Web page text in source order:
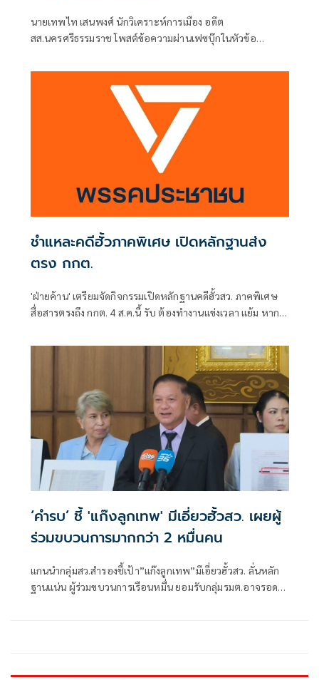
นายเทพไท เสนพงศ์ นักวิเคราะห์การเมือง อดีต
สส.นครศรีธรรมราช โพสต์ข้อความผ่านเฟซบุ๊กในหัวข้อ
ชำแหละคดีฮั้วภาคพิเศษ เปิดหลักฐานส่ง
ตรง กกต.
'ฝ่ายค้าน' เตรียมจัดกิจกรรมเปิดหลักฐานคดีฮั้วสว. ภาคพิเศษ
สื่อสารตรงถึง กกต. 4 ส.ค.นี้ รับ ต้องทำงานแข่งเวลา แย้ม หาก
การปฏิบัติหน้าที่หรือไม่
‘คำรบ’ ชี้ 'แก๊งลูกเทพ' มีเอี่ยวฮั้วสว. เผยผู้
ร่วมขบวนการมากกว่า 2 หมื่นคน
แกนนำกลุ่มสว.สำรองชี้เป้า”แก๊งลูกเทพ”มีเอี่ยวฮั้วสว. ลั่นหลัก
ฐานแน่น ผู้ร่วมขบวนการเรือนหมื่น ยอมรับกลุ่มรมต.อาจรอด